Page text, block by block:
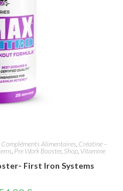
Alimentaires Créatine –
Pre Work Booster, Shop Vitamine
First Iron Systems